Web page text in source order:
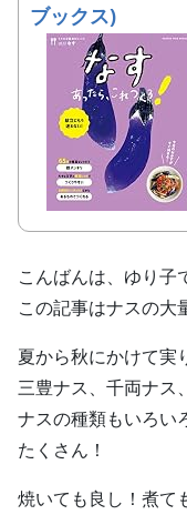
ブックス)
こんばんは、ゆり子
この記事はナスの大
夏から秋にかけて実
三豊ナス、千両ナス
ナスの種類もいろい
たくさん！
焼いても良し！煮て